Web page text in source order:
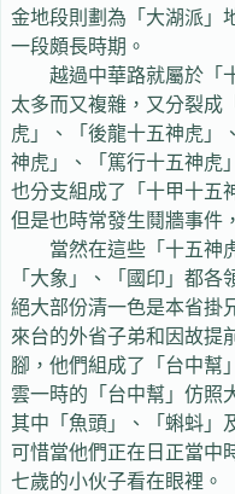
金地段則劃為「大湖派」
一段頗長時期。
越過中華路就屬於「十
太多而又複雜，又分裂成
虎」、「後龍十五神虎」
神虎」、「篤行十五神虎
也分支組成了「十甲十五
但是也時常發生鬩牆事件
當然在這些「十五神虎
「大象」、「國印」都
絕大部份清一色是本省掛
來台的外省子弟和因故提
腳，他們組成了「台中
雲一時的「台中幫」仿照
其中「魚頭」、「蝌蚪」
可惜當他們正在日正當中
七歲的小伙子看在眼裡。